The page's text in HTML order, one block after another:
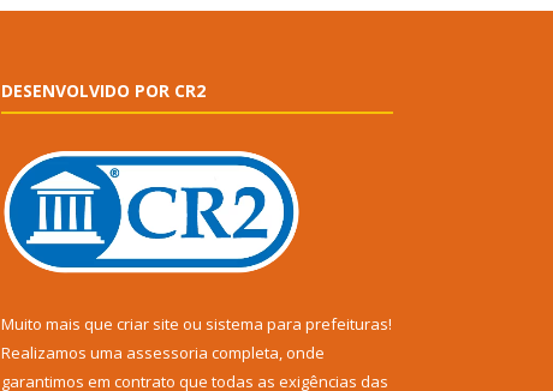
DESENVOLVIDO POR CR2
Muito mais que criar site ou sistema para prefeituras!
Realizamos uma assessoria completa, onde
garantimos em contrato que todas as exigências das